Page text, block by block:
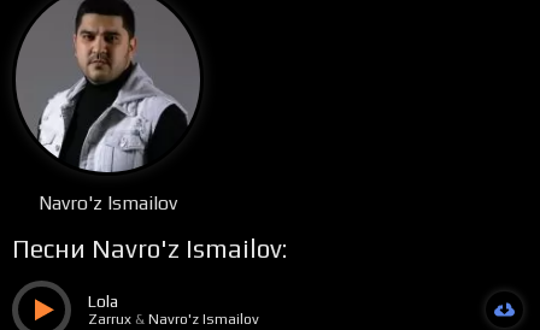
Navro'z Ismailov
Песни Navro'z Ismailov:
Lola
Zarrux& Navro'z Ismailov